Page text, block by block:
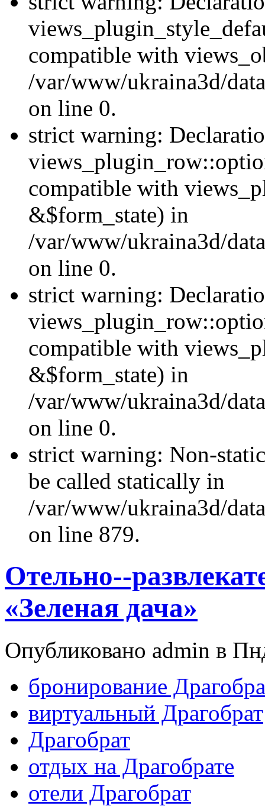
compatible with
/var/www/ukraina3d/
on line 0.
strict warning:
compatible with
&$form_state) in
/var/www/ukraina3d/
on line 0.
strict warning:
compatible with
&$form_state) in
/var/www/ukraina3d/
on line 0.
strict warning: Non-
be called statically in
/var/www/ukraina3d/
on line 879.
Отельно--
«Зеленая дача»
Опубликовано admin в
бронирование
виртуальный Драгобрат
Драгобрат
отдых на Драгобрате
отели Драгобрат